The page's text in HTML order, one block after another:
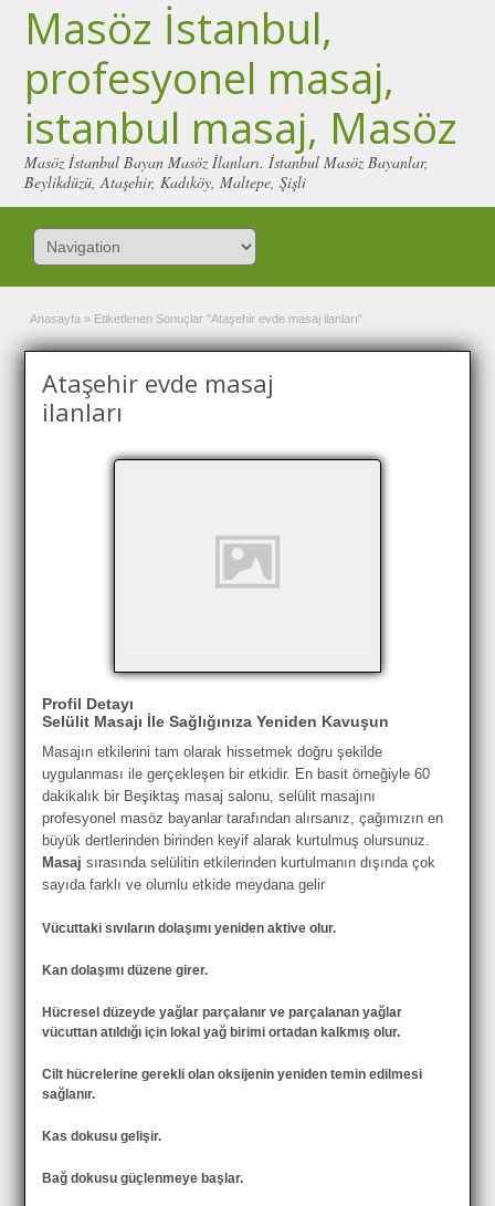
Masöz İstanbul,
profesyonel masaj,
istanbul masaj, Masöz
Masöz İstanbul Bayan Masöz İlanları. İstanbul Masöz Bayanlar,
Beylikdüzü, Ataşehir, Kadıköy, Maltepe, Şişli
Anasayfa » Etiketlenen Sonuçlar "Ataşehir evde masaj ilanları"
Ataşehir evde masaj
ilanları
Profil Detayı
Selülit Masajı İle Sağlığınıza Yeniden Kavuşun
Masajın etkilerini tam olarak hissetmek doğru şekilde
uygulanması ile gerçekleşen bir etkidir. En basit örneğiyle 60
dakikalık bir Beşiktaş masaj salonu, selülit masajını
profesyonel masöz bayanlar tarafından alırsanız, çağımızın en
büyük dertlerinden birinden keyif alarak kurtulmuş olursunuz.
Masaj sırasında selülitin etkilerinden kurtulmanın dışında çok
sayıda farklı ve olumlu etkide meydana gelir
Vücuttaki sıvıların dolaşımı yeniden aktive olur.
Kan dolaşımı düzene girer.
Hücresel düzeyde yağlar parçalanır ve parçalanan yağlar
vücuttan atıldığı için lokal yağ birimi ortadan kalkmış olur.
Cilt hücrelerine gerekli olan oksijenin yeniden temin edilmesi
sağlanır.
Kas dokusu gelişir.
Bağ dokusu güçlenmeye başlar.